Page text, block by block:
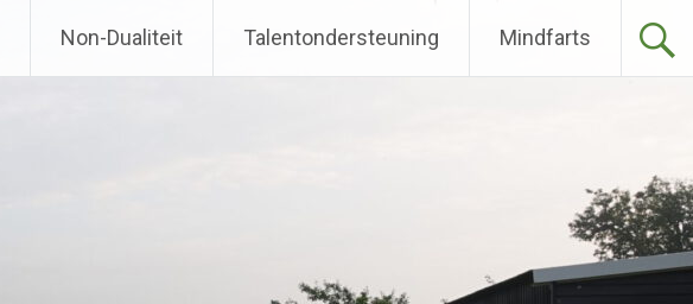
Non-Dualiteit Talentondersteuning Mindfarts